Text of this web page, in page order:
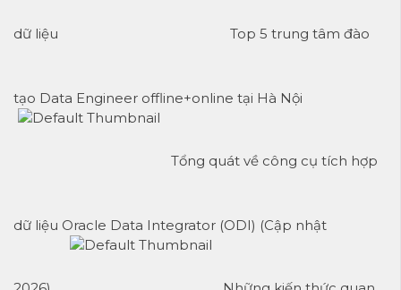
dữ liệu Top 5 trung tâm đào
tạo Data Engineer offline+online tại Hà Nội
Tổng quát về công cụ tích hợp
dữ liệu Oracle Data Integrator (ODI) (Cập nhật